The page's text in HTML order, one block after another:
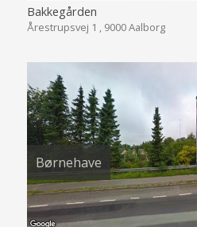
Bakkegården
Årestrupsvej 1 , 9000 Aalborg
Børnehave